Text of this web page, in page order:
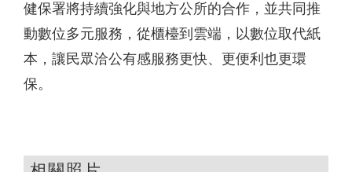
健保署將持續強化與地方公所的合作，並共同推
動數位多元服務，從櫃檯到雲端，以數位取代紙
本，讓民眾洽公有感服務更快、更便利也更環
保。